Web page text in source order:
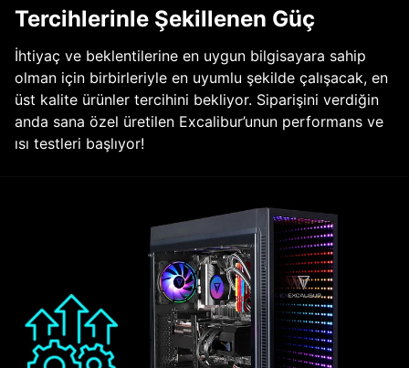
Tercihlerinle Şekillenen Güç
İhtiyaç ve beklentilerine en uygun bilgisayara sahip
olman için birbirleriyle en uyumlu şekilde çalışacak, en
üst kalite ürünler tercihini bekliyor. Siparişini verdiğin
anda sana özel üretilen Excalibur’unun performans ve
ısı testleri başlıyor!